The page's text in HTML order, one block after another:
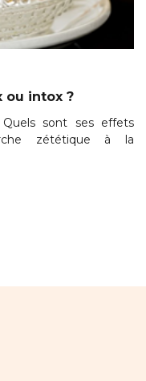
ou intox ?
sont ses effets
zététique à la